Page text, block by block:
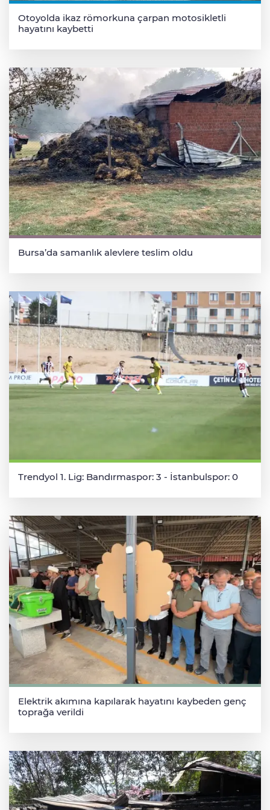
Otoyolda ikaz römorkuna çarpan motosikletli
hayatını kaybetti
Bursa’da samanlık alevlere teslim oldu
Trendyol 1. Lig: Bandırmaspor: 3 - İstanbulspor: 0
Elektrik akımına kapılarak hayatını kaybeden genç
toprağa verildi